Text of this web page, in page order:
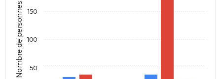
Nombre de personnes 50
100
150